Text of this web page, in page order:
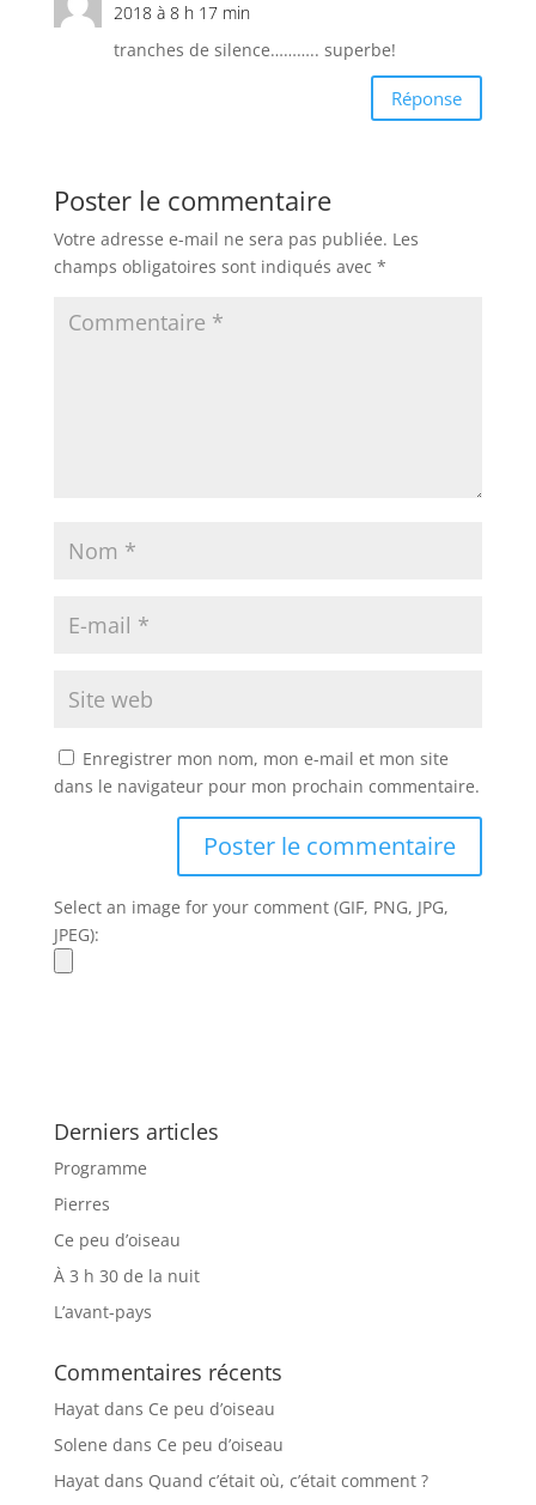
2018 à 8 h 17 min
tranches de silence……….. superbe!
Réponse
Poster le commentaire
Votre adresse e-mail ne sera pas publiée. Les
champs obligatoires sont indiqués avec *
Enregistrer mon nom, mon e-mail et mon site
dans le navigateur pour mon prochain commentaire.
Select an image for your comment (GIF, PNG, JPG,
JPEG):
Derniers articles
Programme
Pierres
Ce peu d’oiseau
À 3 h 30 de la nuit
L’avant-pays
Commentaires récents
Hayatdans Ce peu d’oiseau
Solene dans Ce peu d’oiseau
Hayatdans Quand c’était où, c’était comment ?